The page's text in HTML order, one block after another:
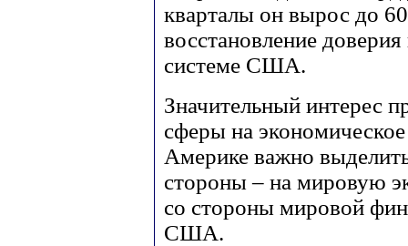
кварталы он вырос до
восстановление
системе США.
Значительный интерес
сферы на
Америке важно
стороны – на мировую
со стороны мировой
США.